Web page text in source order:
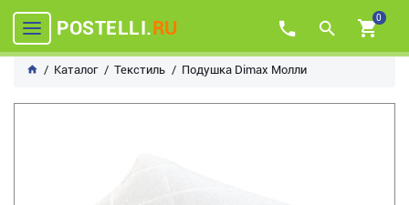
POSTELLI.RU 0
Каталог Текстиль Подушка Dimax Молли